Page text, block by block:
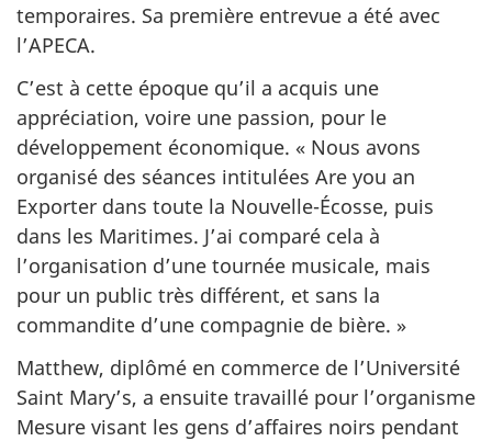
temporaires. Sa première entrevue a été avec
l’APECA.
C’est à cette époque qu’il a acquis une
appréciation, voire une passion, pour le
développement économique. « Nous avons
organisé des séances intitulées Are you an
Exporter dans toute la Nouvelle-Écosse, puis
dans les Maritimes. J’ai comparé cela à
l’organisation d’une tournée musicale, mais
pour un public très différent, et sans la
commandite d’une compagnie de bière. »
Matthew, diplômé en commerce de l’Université
Saint Mary’s, a ensuite travaillé pour l’organisme
Mesure visant les gens d’affaires noirs pendant